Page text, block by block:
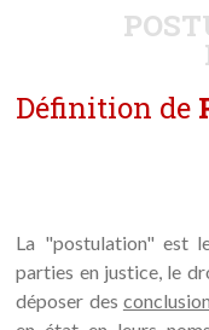
Définition de
La "postulation" est
parties en justice, le
déposer des